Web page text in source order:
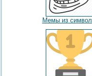
Мемы из